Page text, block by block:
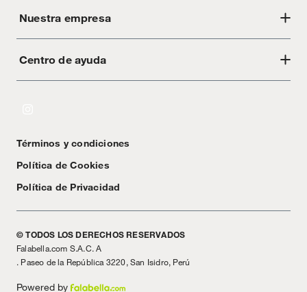
Nuestra empresa
Acerca de Crate
Centro de ayuda
Textos Legales
Términos y condiciones
Política de Cookies
Política de Privacidad
© TODOS LOS DERECHOS RESERVADOS
Falabella.com S.A.C. A
. Paseo de la República 3220, San Isidro, Perú
Powered by